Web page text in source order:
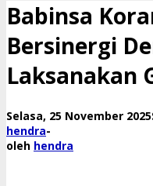
Babinsa
Bersinergi
Laksanakan
Selasa, 25 November 2025
hendra-
oleh hendra